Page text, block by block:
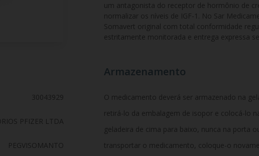
um antagonista do receptor de hormônio de
normalizar os níveis de IGF-1. No Sar
Somavert original com total conformidade
estritamente monitorada e entrega expressa
30043929
PFIZER LTDA
PEGVISOMANTO
Armazenamento
O medicamento deverá ser armazenado na
retirá-lo da embalagem de isopor e colocá-lo
geladeira de cima para baixo, nunca na porta
transportar o medicamento, coloque-o